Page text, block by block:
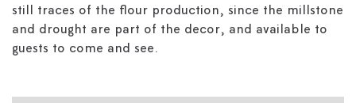
still traces of the flour production, since the millstone
and drought are part of the decor, and available to
guests to come and see.